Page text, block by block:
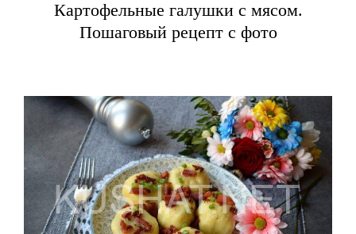
Картофельные галушки с мясом.
Пошаговый рецепт с фото